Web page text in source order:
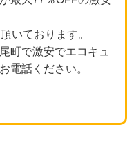
いております。
町で激安でエコキュ
電話ください。